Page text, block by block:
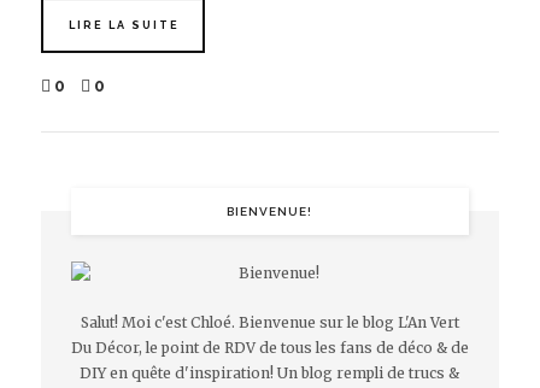
LIRE LA SUITE
0 0
BIENVENUE!
Salut! Moi c'est Chloé. Bienvenue sur le blog L'An Vert
Du Décor, le point de RDV de tous les fans de déco & de
DIY en quête d'inspiration! Un blog rempli de trucs &